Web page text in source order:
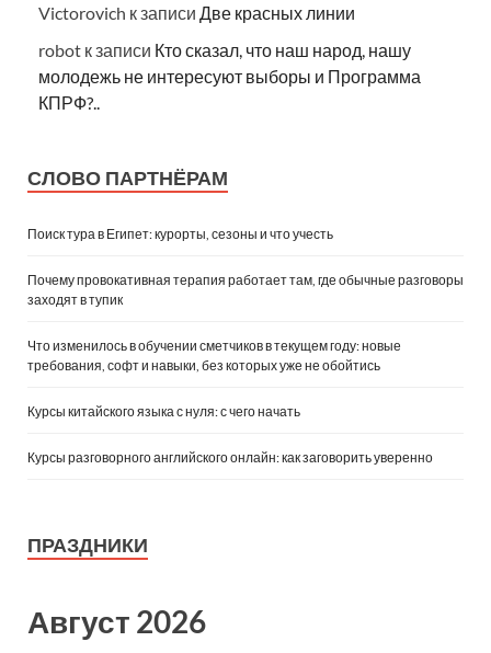
Victorovich к записи Две красных линии
robot к записи Кто сказал, что наш народ, нашу
молодежь не интересуют выборы и Программа
КПРФ?..
СЛОВО ПАРТНЁРАМ
Поиск тура в Египет: курорты, сезоны и что учесть
Почему провокативная терапия работает там, где обычные разговоры
заходят в тупик
Что изменилось в обучении сметчиков в текущем году: новые
требования, софт и навыки, без которых уже не обойтись
Курсы китайского языка с нуля: с чего начать
Курсы разговорного английского онлайн: как заговорить уверенно
ПРАЗДНИКИ
Август 2026